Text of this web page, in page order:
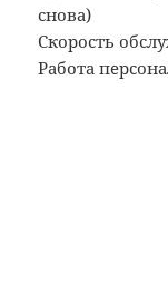
снова)
Скорость
Работа